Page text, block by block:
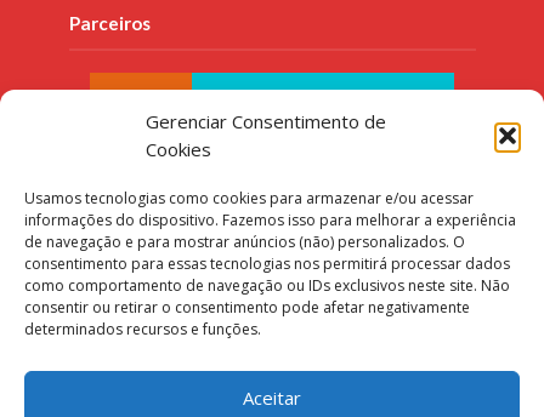
Gerenciar Consentimento de
Cookies
Usamos tecnologias como cookies para armazenar e/ou acessar
informações do dispositivo. Fazemos isso para melhorar a experiência
de navegação e para mostrar anúncios (não) personalizados. O
consentimento para essas tecnologias nos permitirá processar dados
como comportamento de navegação ou IDs exclusivos neste site. Não
consentir ou retirar o consentimento pode afetar negativamente
determinados recursos e funções.
Aceitar
Parceiros